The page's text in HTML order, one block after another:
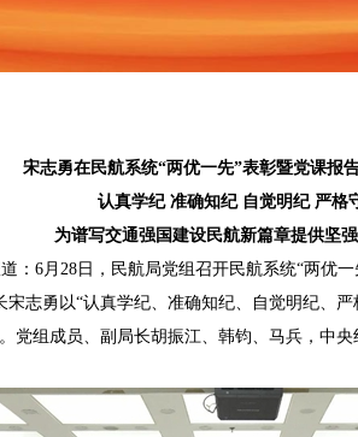
宋志勇在民航系统“两优一先”表彰暨党课报
认真学纪 准确知纪 自觉明纪 严格
为谱写交通强国建设民航新篇章提供坚
：6月28日，民航局党组召开民航系统“两优
志勇以“认真学纪、准确知纪、自觉明纪、
党组成员、副局长胡振江、韩钧、马兵，中